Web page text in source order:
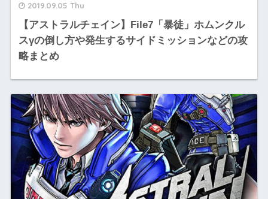
2019.09.05 Thu
【アストラルチェイン】File7「暴徒」ホムンクル
スγの倒し方や発生するサイドミッションなどの攻
略まとめ